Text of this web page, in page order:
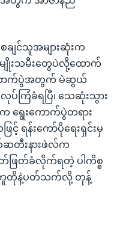
ချင်သူအများဆုံးက
းသမီးတွေပဲလို့ထောက်
ကောက်ပွဲအတွက် မဲဆွယ်
ပ်ကြံခံရပြီ၊ သေဆုံးသွား
က ရွေးကောက်ပွဲတရား
ရန်းကော်ပိုရေးရှင်းမှ
စ်ဆတီးနားဖဲလ်က
ဖြတ်ခံလိုက်ရတဲ့ ပါကိစ္စ
ာ ဘူတိုနဲ့ပတ်သက်လို့ တုန့်